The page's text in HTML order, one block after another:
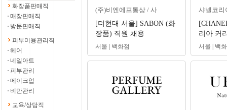
화장품판매직
매장판매직
방문판매직
피부미용관리직
헤어
네일아트
피부관리
메이크업
비만관리
교육/상담직
(주)비엔에프통상 / 사
[더현대 서울] SABON (화
장품) 직원 채용
서울 | 백화점
샤넬코리
리아 커
day) 및
서울 | 백